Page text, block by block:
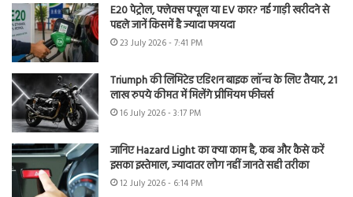
E20 पेट्रोल, फ्लेक्स फ्यूल या EV कार? नई गाड़ी खरीदने से
पहले जानें किसमें है ज्यादा फायदा
23 July 2026 - 7:41 PM
Triumph की लिमिटेड एडिशन बाइक लॉन्च के लिए तैयार, 21
लाख रुपये कीमत में मिलेंगे प्रीमियम फीचर्स
16 July 2026 - 3:17 PM
जानिए Hazard Light का क्या काम है, कब और कैसे करें
इसका इस्तेमाल, ज्यादातर लोग नहीं जानते सही तरीका
12 July 2026 - 6:14 PM